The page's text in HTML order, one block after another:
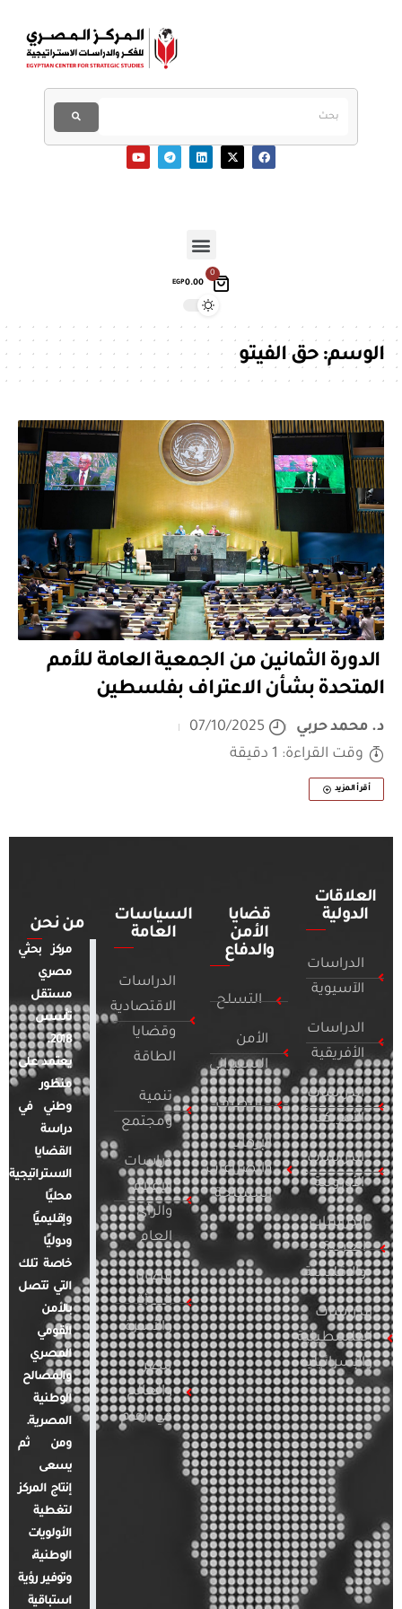
0
EGP0.00
الوسم:حق الفيتو
الدورة الثمانين من الجمعية العامة للأمم
المتحدة بشأن الاعتراف بفلسطين
د. محمد حربي
07/10/2025
وقت القراءة: 1 دقيقة
أقرأ المزيد
العلاقات
الدولية
الدراسات
الآسيوية
الدراسات
الأفريقية
الدراسات
الأمريكية
الدراسات
الأوروبية
الدراسات
العربية
والإقليمية
الدراسات
الفلسطينية
والإسرائيلية
قضايا
الأمن
والدفاع
التسلح
الأمن
السيبراني
التطرف
الإرهاب
والصراعات
المسلحة
السياسات
العامة
الدراسات
الاقتصادية
وقضايا
الطاقة
تنمية
ومجتمع
دراسات
الإعلام
والرأي
العام
قضايا
المرأة
والأسرة
مصر
والعالم
في أرقام
من نحن
مركز بحثي
مصري
مستقل
تأسس
2018.
يعتمد على
منظور
وطني في
دراسة
القضايا
الاستراتيجية
محليًا
وإقليميًا
ودوليًا
خاصة تلك
التي تتصل
بالأمن
القومي
المصري
والمصالح
الوطنية
المصرية.
ومن ثم
يسعى
إنتاج المركز
لتغطية
الأولويات
الوطنية،
وتوفير رؤية
استباقية